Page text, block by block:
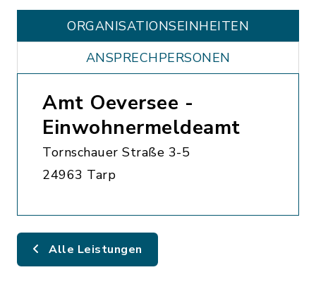
ORGANISATIONS­EINHEITEN
ANSPRECHPERSONEN
Amt Oeversee -
Einwohnermeldeamt
Tornschauer Straße 3-5
24963 Tarp
Alle Leistungen